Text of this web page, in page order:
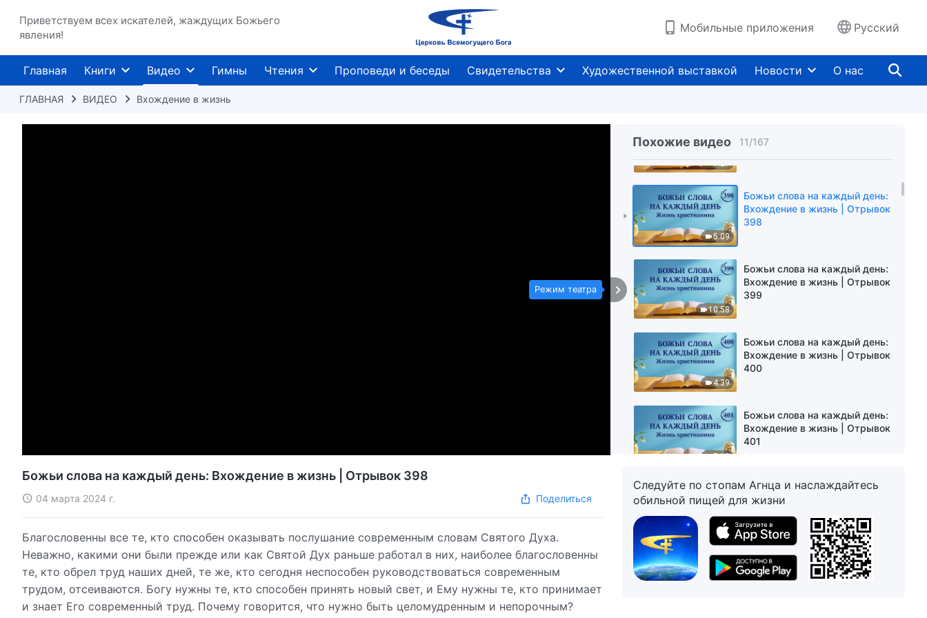
Приветствуем всех искателей, жаждущих Божьего
явления!
Мобильные приложения Русский
Главная Книги Видео Гимны Чтения Проповеди и беседы Свидетельства Художественной выставкой Новости О нас
ГЛАВНАЯ ВИДЕО Вхождение в жизнь
Режим театра
Похожие видео 11/167
Вхождение в жизнь | Отрывок
396
7:27
Вхождение в жизнь | Отрывок
397
5:09
Божьи слова на каждый день:
Вхождение в жизнь | Отрывок
398
10:58
Божьи слова на каждый день:
Вхождение в жизнь | Отрывок
399
4:39
Божьи слова на каждый день:
Вхождение в жизнь | Отрывок
400
5:10
Божьи слова на каждый день:
Вхождение в жизнь | Отрывок
401
3:54
Божьи слова на каждый день:
Вхождение в жизнь | Отрывок
402
Божьи слова на каждый день:
Вхождение в жизнь | Отрывок
Божьи слова на каждый день: Вхождение в жизнь | Отрывок 398
04 марта 2024 г. Поделиться
Благословенны все те, кто способен оказывать послушание современным словам Святого Духа.
Неважно, какими они были прежде или как Святой Дух раньше работал в них, наиболее благословенны
те, кто обрел труд наших дней, те же, кто сегодня неспособен руководствоваться современным
трудом, отсеиваются. Богу нужны те, кто способен принять новый свет, и Ему нужны те, кто принимает
и знает Его современный труд. Почему говорится, что нужно быть целомудренным и непорочным?
Следуйте по стопам Агнца и наслаждайтесь
обильной пищей для жизни